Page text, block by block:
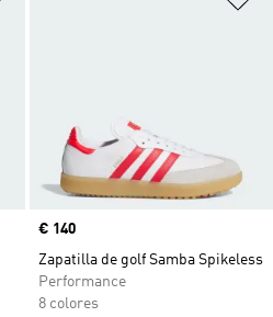
Precio
€ 140
Zapatilla de golf Samba Spikeless
Performance
8 colores